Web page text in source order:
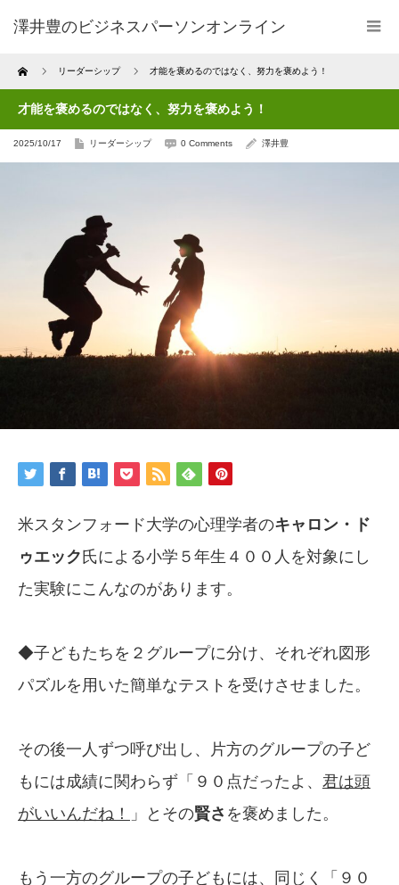
澤井豊のビジネスパーソンオンライン
Home リーダーシップ 才能を褒めるのではなく、努力を褒めよう！
才能を褒めるのではなく、努力を褒めよう！
2025/10/17 リーダーシップ 0 Comments 澤井豊
米スタンフォード大学の心理学者のキャロン・ド
ゥエック氏による小学５年生４００人を対象にし
た実験にこんなのがあります。
◆子どもたちを２グループに分け、それぞれ図形
パズルを用いた簡単なテストを受けさせました。
その後一人ずつ呼び出し、片方のグループの子ど
もには成績に関わらず「９０点だったよ、 君は頭
がいいんだね！
」とその賢さ を褒めました。
もう一方のグループの子どもには、同じく「９０